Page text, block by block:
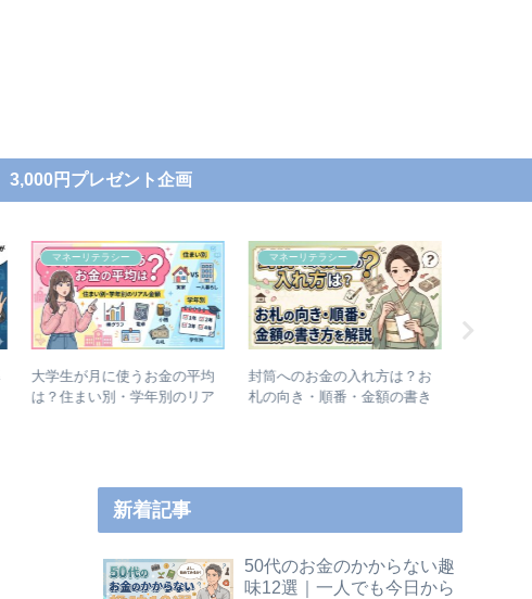
3,000円プレゼント企画
マネーリテラシー
封筒へのお金の入れ方は？お
札の向き・順番・金額の書き
個人間融資
個人間融資掲示板レディハー
トは違法？闇金やひととき融
新着記事
50代のお金のかからない趣
味12選｜一人でも今日から